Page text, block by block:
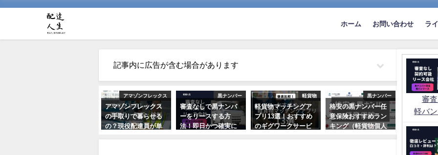
ホーム お問い合わせ ラ
記事内に広告が含む場合があります
アマゾンフレックス
アマゾンフレックス
の手取りで暮らせる
の？現役配達員が単
黒ナンバー
審査なしで黒ナンバ
ーをリースする方
法！即日かつ確実に
軽貨物
軽貨物マッチングア
プリ13選！おすすめ
のギグワークサービ
黒ナンバー
格安の黒ナンバー任
意保険おすすめラン
キング（軽貨物個人
審
軽バ